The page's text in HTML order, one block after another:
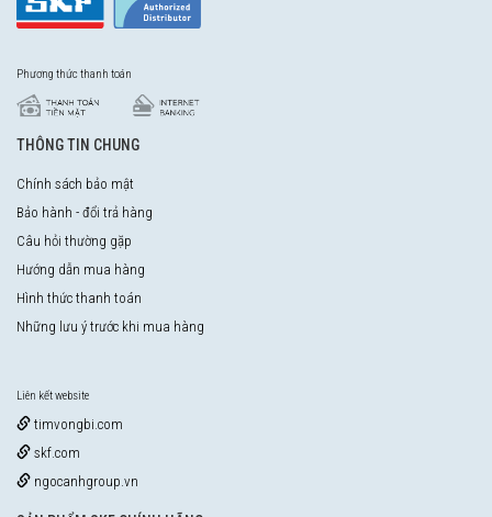
Phương thức thanh toán
THÔNG TIN CHUNG
Chính sách bảo mật
Bảo hành - đổi trả hàng
Câu hỏi thường gặp
Hướng dẫn mua hàng
Hình thức thanh toán
Những lưu ý trước khi mua hàng
Liên kết website
timvongbi.com
skf.com
ngocanhgroup.vn